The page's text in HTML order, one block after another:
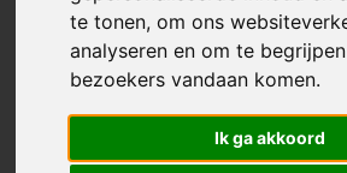
te tonen, om ons
analyseren en om te
bezoekers vandaan komen.
Ik ga akkoord